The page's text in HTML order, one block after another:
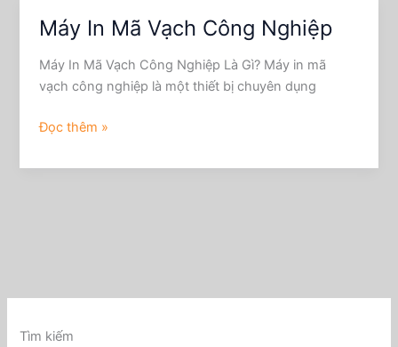
Máy In Mã Vạch Công Nghiệp
Máy In Mã Vạch Công Nghiệp Là Gì? Máy in mã
vạch công nghiệp là một thiết bị chuyên dụng
Máy
Mã
Vạch
Nghiệp
Đọc thêm »
Tìm kiếm